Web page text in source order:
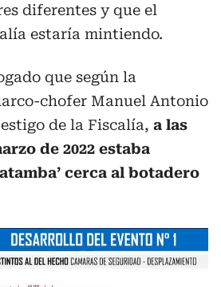
diferentes y que el
estaría mintiendo.
que según la
chofer Manuel Antonio
de la Fiscalía, a las
de 2022 estaba
cerca al botadero